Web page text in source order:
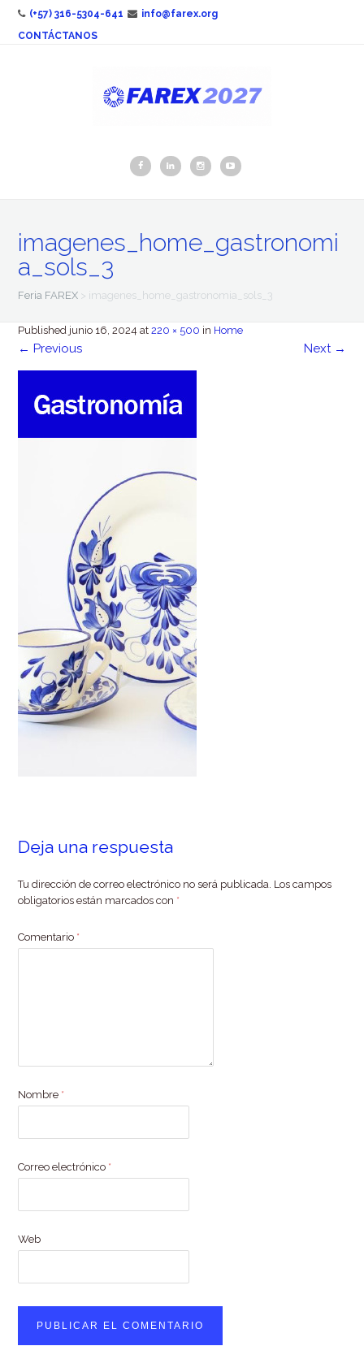
(+57) 316-5304-641
info@farex.org
CONTÁCTANOS
imagenes_home_gastronomi
a_sols_3
Feria FAREX > imagenes_home_gastronomia_sols_3
Published junio 16, 2024 at220 × 500 in Home
← Previous Next →
Deja una respuesta
Tu dirección de correo electrónico no será publicada. Los campos
obligatorios están marcados con *
Comentario *
Nombre *
Correo electrónico *
Web